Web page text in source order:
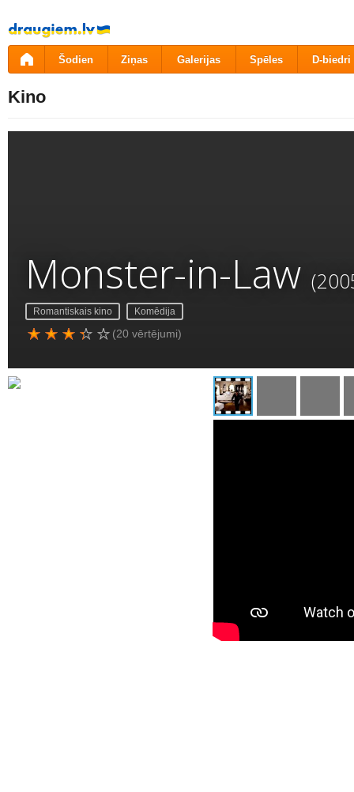
Pāriet
uz
saturu
Šodien Ziņas Galerijas Spēles D-biedri
Kino
Monster-in-Law
Romantiskais kino Komēdija
(20 vērtējumi)